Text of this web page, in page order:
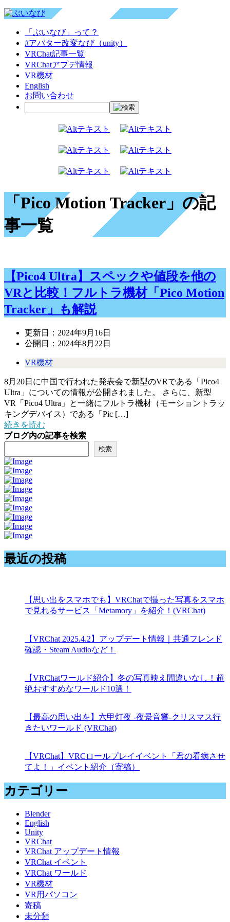
「ぶいなび」って？
#アバター改変なび（unity）
VRChat記事一覧
VRChatアプデ情報
VR機材
English
お問い合わせ
「Pico Motion Tracker」の記
事一覧
【Pico4 Ultra】スペックや値段を他の
VRと比較！フルトラ機材「Pico Motion
Tracker」も解説
更新日： 2024年9月16日
公開日： 2024年8月22日
VR機材
8月20日に中国で行われた発表会で新型のVRである「Pico4
Ultra」についての情報が公開されました。 さらに、新型
VR「Pico4 Ultra」と一緒にフルトラ機材（モーショントラッ
キングデバイス）である「Pic […]
続きを読む
ブログ内の記事を検索
検索
最近の投稿
【思い出をスマホでも】VRChatで撮った写真をスマホ
で見れるサービス「Metamory」を紹介！(VRChat)
【VRChat 2025.4.2】アップデート情報｜共通フレンド
確認・Steam Audioなど！
【VRChatワールド紹介】冬の写真映え間違いなし！超
絶おすすめなワールド10選！
【最高の思い出を】六甲灯夜 -夜景音響-クリスマス行
きたいワールド (VRChat)
【VRChat】VRCロールプレイイベント「君の看病させ
てよ！」イベント紹介（寄稿）
カテゴリー
Blender
English
Unity
VRChat
VRChat アップデート情報
VRChat イベント
VRChat ワールド
VR機材
VR用パソコン
寄稿
未分類